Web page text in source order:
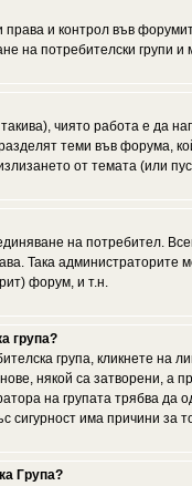
и контрол във
на потребителски групи
чиято работа е да
теми във форума,
от темата (или
на потребител.
Така
форум, и т.н.
група?
група, кликнете на
някой са затворени, а
на групата трябва
сигурност има причини за
Група?